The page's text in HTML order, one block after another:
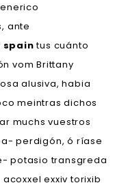
ante
spaintus cuánto
vom Brittany
alusiva, habia
meintras dichos
muchs vuestros
perdigón, ó ríase
potasio transgreda
exxiv torixib